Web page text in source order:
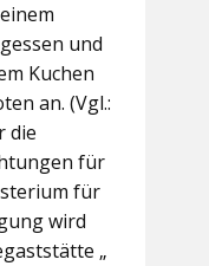
und
Kuchen
an. (Vgl.:
die
für
für
wird
„